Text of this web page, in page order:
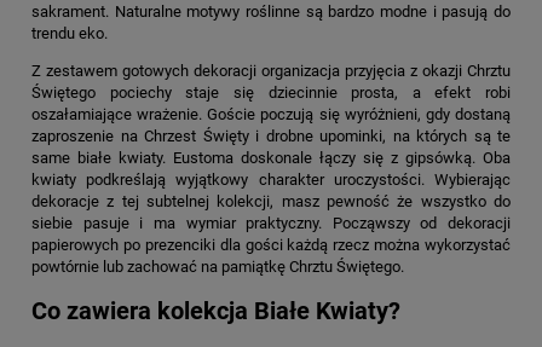
sakrament. Naturalne motywy roślinne są bardzo modne i pasują do
trendu eko.
Z zestawem gotowych dekoracji organizacja przyjęcia z okazji Chrztu
Świętego pociechy staje się dziecinnie prosta, a efekt robi
oszałamiające wrażenie. Goście poczują się wyróżnieni, gdy dostaną
zaproszenie na Chrzest Święty i drobne upominki, na których są te
same białe kwiaty. Eustoma doskonale łączy się z gipsówką. Oba
kwiaty podkreślają wyjątkowy charakter uroczystości. Wybierając
dekoracje z tej subtelnej kolekcji, masz pewność że wszystko do
siebie pasuje i ma wymiar praktyczny. Począwszy od dekoracji
papierowych po prezenciki dla gości każdą rzecz można wykorzystać
powtórnie lub zachować na pamiątkę Chrztu Świętego.
Co zawiera kolekcja Białe Kwiaty?